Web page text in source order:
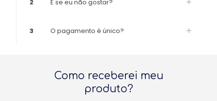
2 E se eu não gostar?
3 O pagamento é único?
Como receberei meu
produto?